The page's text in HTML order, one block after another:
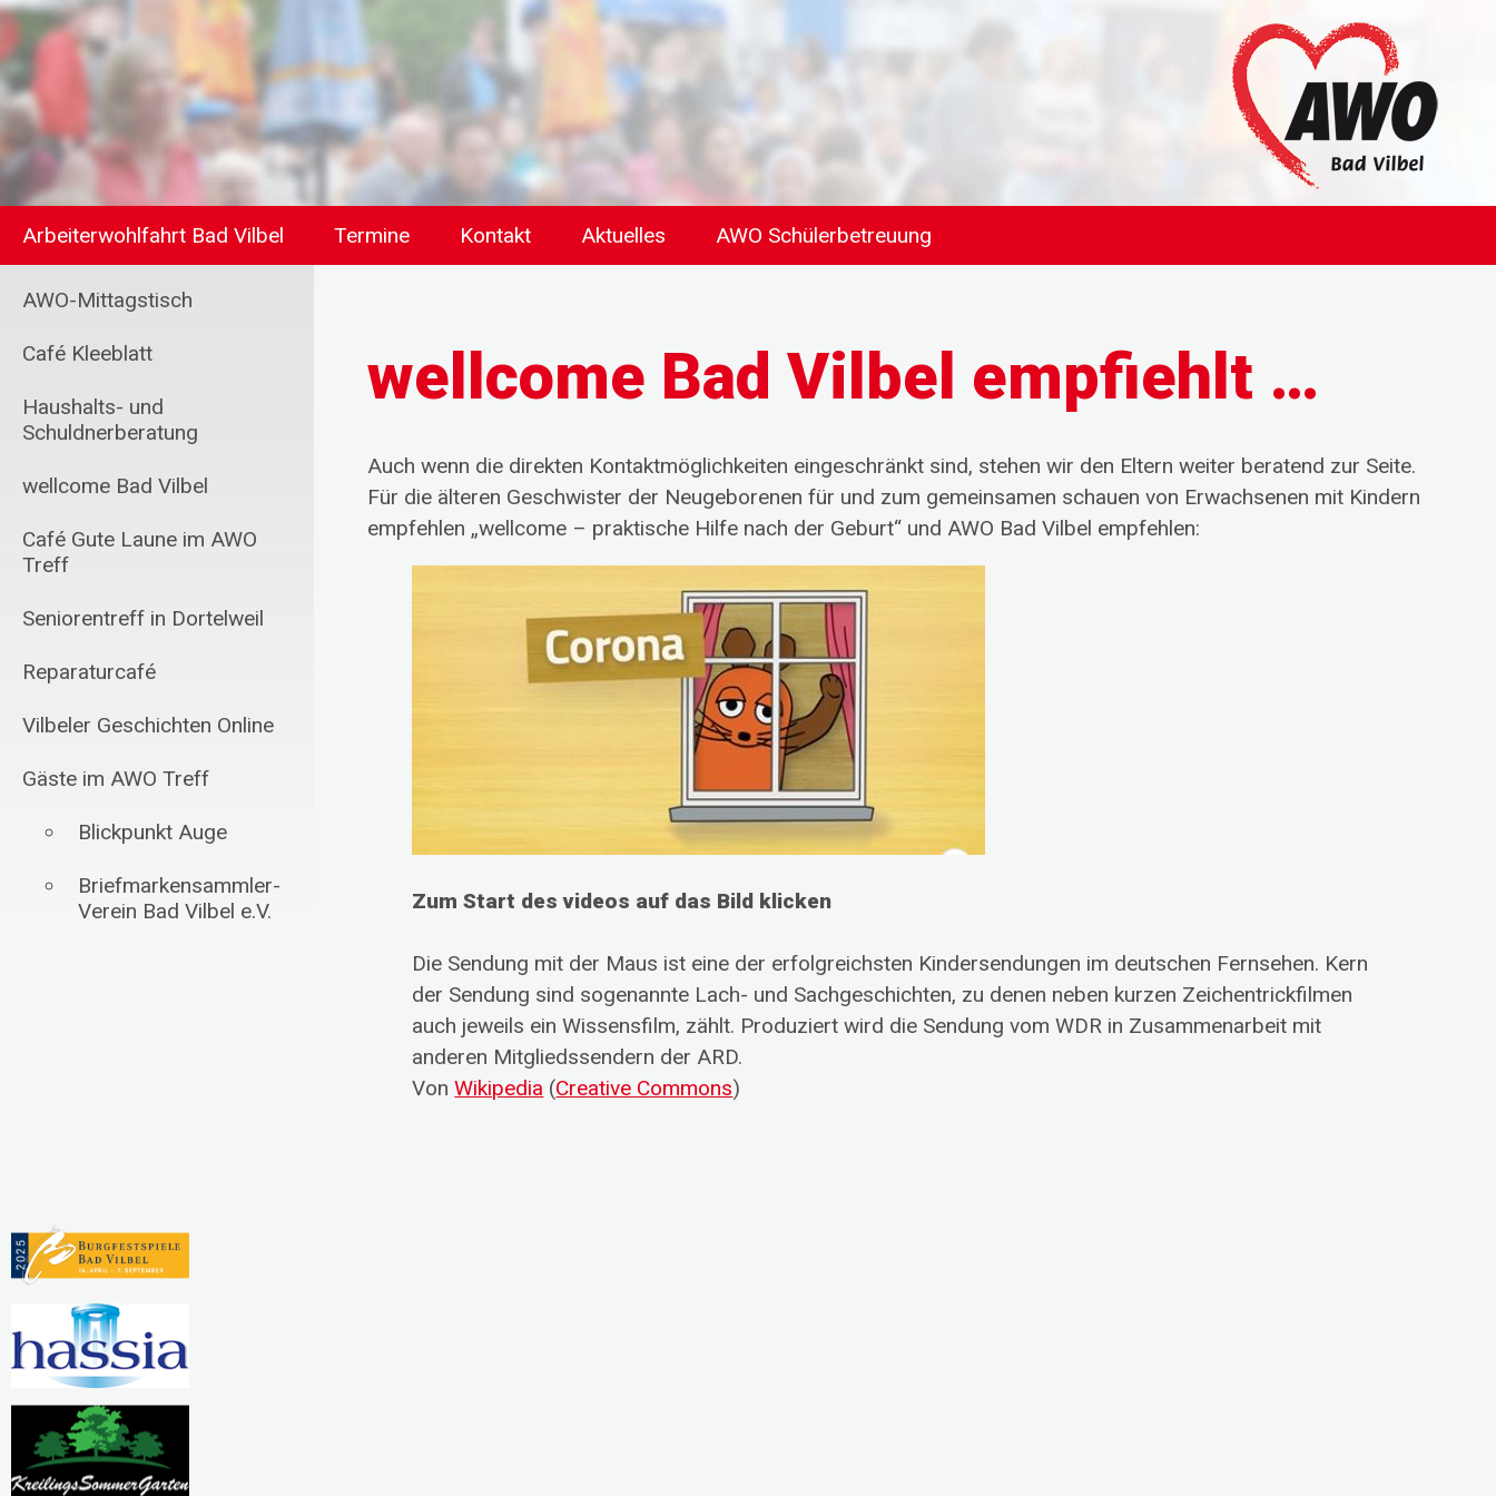
Arbeiterwohlfahrt Bad Vilbel Termine Kontakt Aktuelles AWO Schülerbetreuung
AWO-Mittagstisch
Café Kleeblatt
Haushalts- und
Schuldnerberatung
wellcome Bad Vilbel
Café Gute Laune im AWO
Treff
Seniorentreff in Dortelweil
Reparaturcafé
Vilbeler Geschichten Online
Gäste im AWO Treff
Blickpunkt Auge
Briefmarkensammler-
Verein Bad Vilbel e.V.
wellcome Bad Vilbel empfiehlt …
Auch wenn die direkten Kontaktmöglichkeiten eingeschränkt sind, stehen wir den Eltern weiter beratend zur Seite.
Für die älteren Geschwister der Neugeborenen für und zum gemeinsamen schauen von Erwachsenen mit Kindern
empfehlen „wellcome – praktische Hilfe nach der Geburt“ und AWO Bad Vilbel empfehlen:
Zum Start des videos auf das Bild klicken
Die Sendung mit der Maus ist eine der erfolgreichsten Kindersendungen im deutschen Fernsehen. Kern
der Sendung sind sogenannte Lach- und Sachgeschichten, zu denen neben kurzen Zeichentrickfilmen
auch jeweils ein Wissensfilm, zählt. Produziert wird die Sendung vom WDR in Zusammenarbeit mit
anderen Mitgliedssendern der ARD.
VonWikipedia (Creative Commons)